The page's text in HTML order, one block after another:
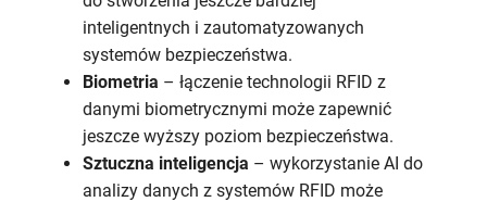
inteligentnych i zautomatyzowanych
systemów bezpieczeństwa.
Biometria – łączenie technologii RFID z
danymi biometrycznymi może zapewnić
jeszcze wyższy poziom bezpieczeństwa.
Sztuczna inteligencja – wykorzystanie AI do
analizy danych z systemów RFID może